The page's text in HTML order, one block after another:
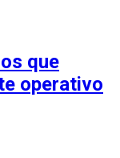
que
operativo